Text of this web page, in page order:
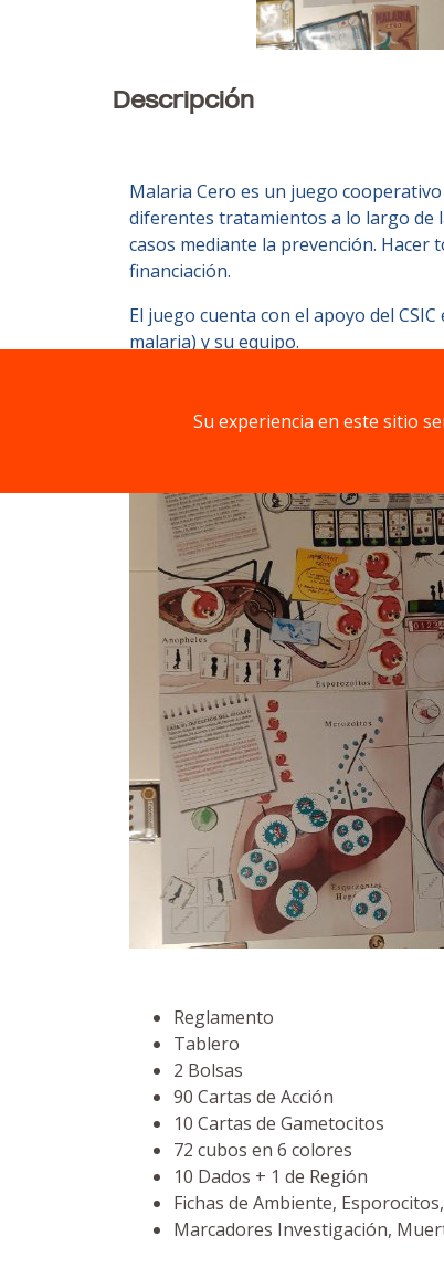
Descripción
Malaria Cero es un juego
diferentes tratamientos a lo largo de
casos mediante la prevención.
financiación.
El juego cuenta con el apoyo del
malaria) y su equipo.
Reglamento
Tablero
2 Bolsas
90 Cartas de Acción
10 Cartas de Gametocitos
72 cubos en 6 colores
10 Dados + 1 de Región
Fichas de Ambiente,
Marcadores Investigación,
Su experiencia en este sitio